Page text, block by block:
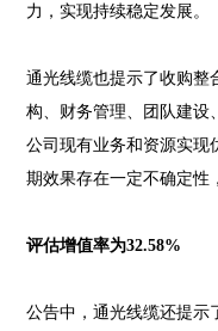
力，实现持续稳定发展。
通光线缆也提示了收购整
构、财务管理、团队建设
公司现有业务和资源实现
期效果存在一定不确定性
评估增值率为32.58%
公告中，通光线缆还提示